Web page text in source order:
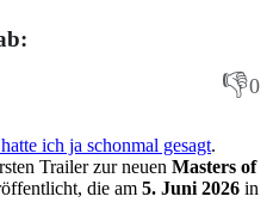
👎0
ich ja schonmal gesagt.
Trailer zur neuen Masters of
die am 5. Juni 2026 in